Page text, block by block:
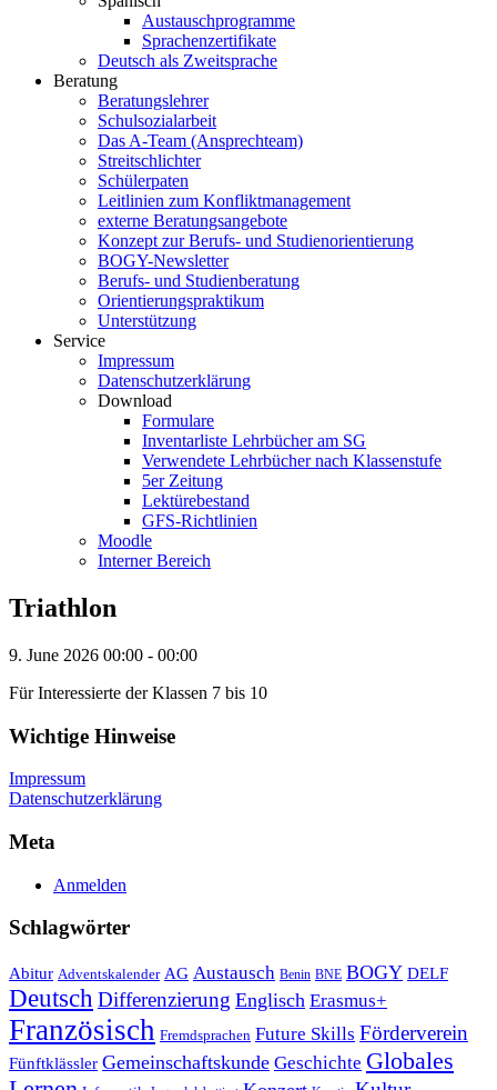
Austauschprogramme
Sprachenzertifikate
Deutsch als Zweitsprache
Beratung
Beratungslehrer
Schulsozialarbeit
Das A-Team (Ansprechteam)
Streitschlichter
Schülerpaten
Leitlinien zum Konfliktmanagement
externe Beratungsangebote
Konzept zur Berufs- und Studienorientierung
BOGY-Newsletter
Berufs- und Studienberatung
Orientierungspraktikum
Unterstützung
Service
Impressum
Datenschutzerklärung
Download
Formulare
Inventarliste Lehrbücher am SG
Verwendete Lehrbücher nach Klassenstufe
5er Zeitung
Lektürebestand
GFS-Richtlinien
Moodle
Interner Bereich
Triathlon
9. June 2026 00:00 - 00:00
Für Interessierte der Klassen 7 bis 10
Wichtige Hinweise
Impressum
Datenschutzerklärung
Meta
Anmelden
Schlagwörter
Abitur Adventskalender AG Austausch Benin BNE BOGY DELF
DeutschDifferenzierung Englisch Erasmus+
Französisch Fremdsprachen Future Skills Förderverein
Fünftklässler Gemeinschaftskunde Geschichte Globales